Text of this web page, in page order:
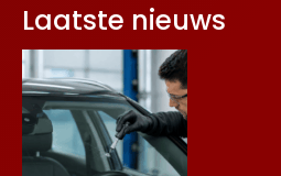
Laatste nieuws